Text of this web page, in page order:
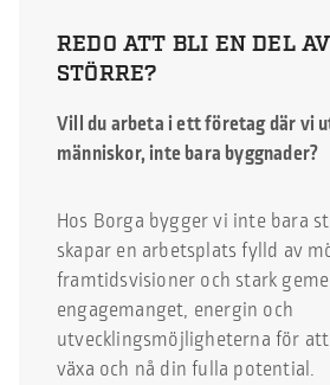
REDO ATT BLI EN DEL
STÖRRE?
Vill du arbeta i ett företag där vi
människor, inte bara byggnader?
Hos Borga bygger vi inte bara
skapar en arbetsplats fylld av
framtidsvisioner och stark
engagemanget, energin och
utvecklingsmöjligheterna för
växa och nå din fulla potential.